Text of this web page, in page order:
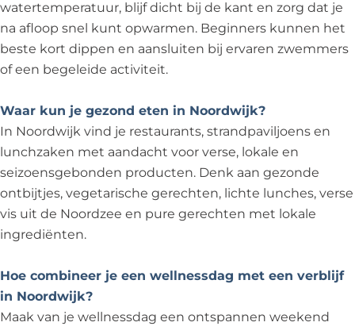
watertemperatuur, blijf dicht bij de kant en zorg dat je
na afloop snel kunt opwarmen. Beginners kunnen het
beste kort dippen en aansluiten bij ervaren zwemmers
of een begeleide activiteit.
Waar kun je gezond eten in Noordwijk?
In Noordwijk vind je restaurants, strandpaviljoens en
lunchzaken met aandacht voor verse, lokale en
seizoensgebonden producten. Denk aan gezonde
ontbijtjes, vegetarische gerechten, lichte lunches, verse
vis uit de Noordzee en pure gerechten met lokale
ingrediënten.
Hoe combineer je een wellnessdag met een verblijf
in Noordwijk?
Maak van je wellnessdag een ontspannen weekend